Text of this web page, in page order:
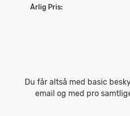
Årlig Pris:
Du får altså med basic
email og med pro